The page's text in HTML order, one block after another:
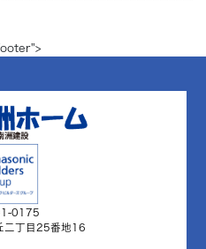
0175
二丁目25番地16